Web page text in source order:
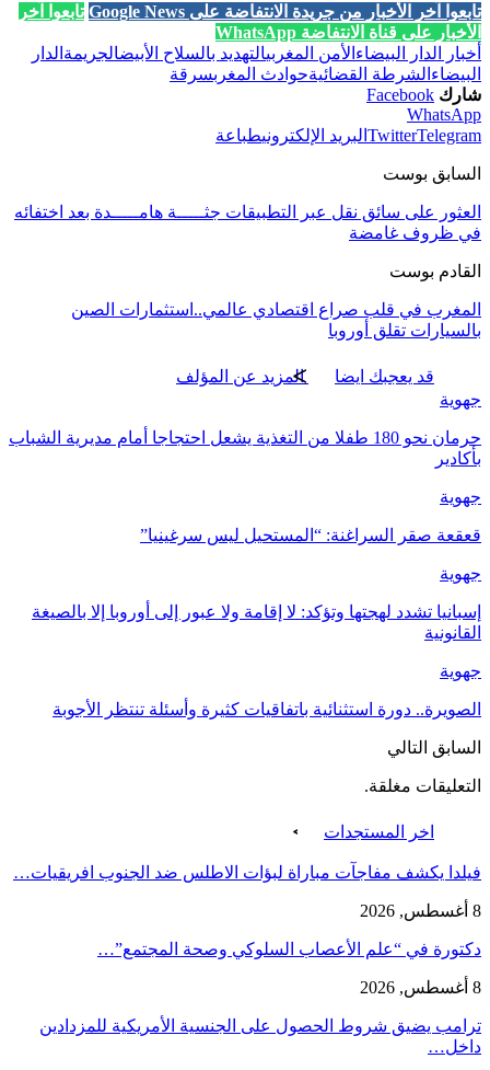
تابعوا آخر الأخبار من جريدة الانتفاضة على Google News
تابعوا آخر
الأخبار على قناة الانتفاضة WhatsApp
أخبار الدار البيضاء الأمن المغربيالتهديد بالسلاح الأبيضالجريمة الدار
البيضاء الشرطة القضائيةحوادث المغربسرقة
شارك Facebook
WhatsApp
TwitterTelegram البريد الإلكترونيطباعة
السابق بوست
العثور على سائق نقل عبر التطبيقات جثـــــة هامـــــدة بعد اختفائه
في ظروف غامضة
القادم بوست
المغرب في قلب صراع اقتصادي عالمي..استثمارات الصين
بالسيارات تقلق أوروبا
قد يعجبك ايضا
المزيد عن المؤلف
جهوية
حرمان نحو 180 طفلا من التغذية يشعل احتجاجا أمام مديرية الشباب
بأكادير
جهوية
قعقعة صقر السراغنة: “المستحيل ليس سرغينيا”
جهوية
إسبانيا تشدد لهجتها وتؤكد: لا إقامة ولا عبور إلى أوروبا إلا بالصيغة
القانونية
جهوية
الصويرة.. دورة استثنائية باتفاقيات كثيرة وأسئلة تنتظر الأجوبة
السابق التالي
التعليقات مغلقة.
اخر المستجدات
فيلدا يكشف مفاجآت مباراة لبؤات الاطلس ضد الجنوب افريقيات…
8 أغسطس, 2026
دكتورة في “علم الأعصاب السلوكي وصحة المجتمع”…
8 أغسطس, 2026
ترامب يضيق شروط الحصول على الجنسية الأمريكية للمزدادين
داخل…